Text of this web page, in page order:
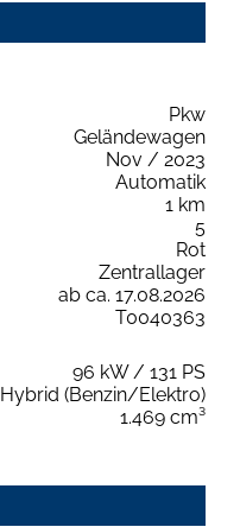
Pkw
Geländewagen
Nov / 2023
Automatik
1 km
5
Rot
Zentrallager
ab ca. 17.08.2026
T0040363
96 kW / 131 PS
Hybrid (Benzin/Elektro)
1.469 cm³